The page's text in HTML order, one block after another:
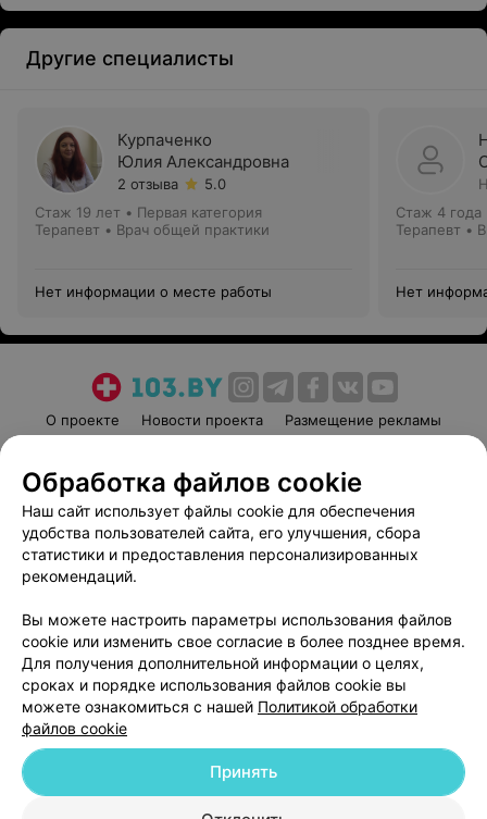
Другие специалисты
Курпаченко
Юлия Александровна
2 отзыва
5.0
Стаж 19 лет • Первая категория
Терапевт • Врач общей практики
Нет информации о месте работы
Стаж 4 года
Терапевт •
Нет
О проекте Новости проекта
Размещение рекламы
Пользовательское соглашение
Способы оплаты
Вакансии
Партнеры
Написать руководителю 103.by
Обработка персональных данных
© 2026 ООО «Артокс Лаб», УНП 191700409
| 220012, Республика Беларусь,
Обработка файлов cookie
Наш сайт использует файлы cookie для обеспечения
удобства пользователей сайта, его улучшения, сбора
статистики и предоставления персонализированных
рекомендаций.
Вы можете настроить параметры использования файлов
cookie или изменить свое согласие в более позднее время.
Для получения дополнительной информации о целях,
сроках и порядке использования файлов cookie вы
можете ознакомиться с нашей Политикой обработки
файлов cookie
Принять